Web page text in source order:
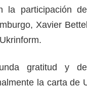
la participación
Xavier
gratitud y
la carta de